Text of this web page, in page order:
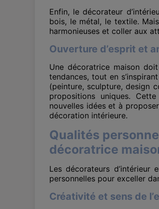
Enfin, le décorateur
bois, le métal, le textile.
harmonieuses et coller aux
Ouverture d’esprit et
Une décoratrice maison
tendances, tout en
(peinture, sculpture, design
propositions uniques.
nouvelles idées et à
décoration intérieure.
Qualités
décoratrice
Les décorateurs d’intérieur
personnelles pour exceller
Créativité et sens de